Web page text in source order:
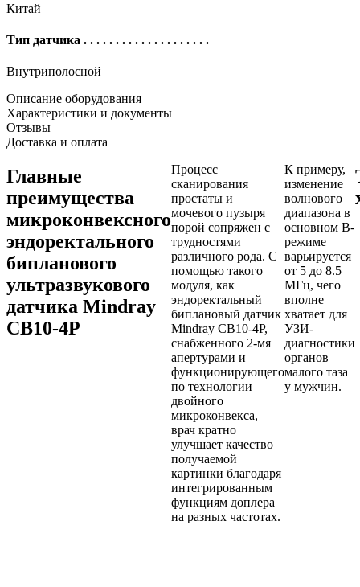
Китай
Тип датчика . . . . . . . . . . . . . . . . . . . .
Внутриполосной
Описание оборудования
Характеристики и документы
Отзывы
Доставка и оплата
Главные
преимущества
микроконвексного
эндоректального
бипланового
ультразвукового
датчика Mindray
CB10-4P
Процесс
сканирования
простаты и
мочевого пузыря
порой сопряжен с
трудностями
различного рода. С
помощью такого
модуля, как
эндоректальный
биплановый датчик
Mindray CB10-4P,
снабженного 2-мя
апертурами и
функционирующего
по технологии
двойного
микроконвекса,
врач кратно
улучшает качество
получаемой
картинки благодаря
интегрированным
функциям доплера
на разных частотах.
К примеру,
изменение
волнового
диапазона в
основном В-
режиме
варьируется
от 5 до 8.5
МГц, чего
вполне
хватает для
УЗИ-
диагностики
органов
малого таза
у мужчин.